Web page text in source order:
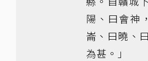
陽、曰會神
崙、曰曉、
為甚。」